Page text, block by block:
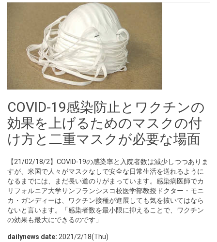
COVID-19感染防止とワクチンの
効果を上げるためのマスクの付
け方と二重マスクが必要な場面
【21/02/18/2】COVID-19の感染率と入院者数は減少しつつありま
すが、米国で人々がマスクなしで安全な日常生活を送れるように
なるまでには、まだ長い道のりがまっています。感染病医師でカ
リフォルニア大学サンフランシスコ校医学部教授ドクター・モニ
カ・ガンディーは、ワクチン接種が進展しても気を抜いてはなら
ないと言います。「感染者数を最小限に抑えることで、ワクチン
の効果も最大にできるのです」
dailynews date: 2021/2/18(Thu)